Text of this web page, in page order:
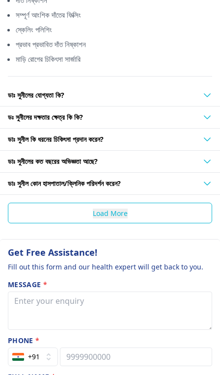
সম্পূর্ণ আংশিক দাঁতের ফিক্সিং
স্কেলিং পলিশিং
প্রভাব প্রভাবিত দাঁত নিষ্কাশন
মাড়ি রোগের চিকিৎসা সার্জারি
ডাঃ সুনীলের যোগ্যতা কি?
ডঃ সুনীলের দক্ষতার ক্ষেত্র কি কি?
ডাঃ সুনীল কি ধরনের চিকিৎসা প্রদান করেন?
ডাঃ সুনীলের কত বছরের অভিজ্ঞতা আছে?
ডাঃ সুনীল কোন হাসপাতাল/ক্লিনিক পরিদর্শন করেন?
Load More
Get Free Assistance!
Fill out this form and our health expert will get back to you.
MESSAGE *
PHONE*
+91